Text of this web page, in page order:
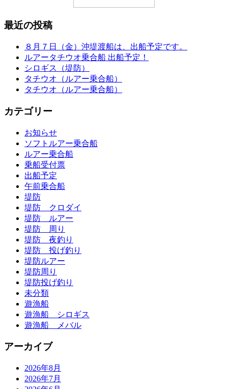
最近の投稿
８月７日（金）沖堤渡船は、出船予定です。
ルアータチウオ乗合船 出船予定！
シロギス（堤防）
タチウオ（ルアー乗合船）
タチウオ（ルアー乗合船）
カテゴリー
お知らせ
ソフトルアー乗合船
ルアー乗合船
乗船受付票
出船予定
午前乗合船
堤防
堤防 クロダイ
堤防 ルアー
堤防 周り
堤防 夜釣り
堤防 投げ釣り
堤防ルアー
堤防周り
堤防投げ釣り
未分類
遊漁船
遊漁船 シロギス
遊漁船 メバル
アーカイブ
2026年8月
2026年7月